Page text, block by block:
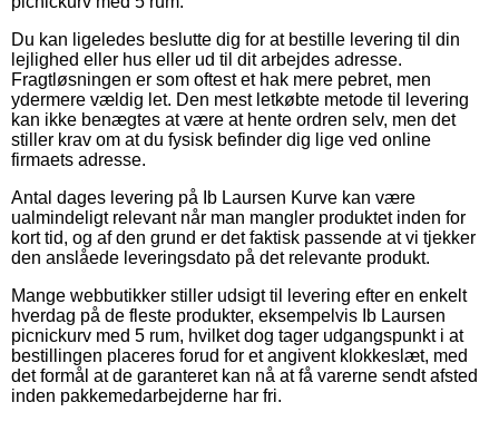
Du kan ligeledes beslutte dig for at bestille levering til din
lejlighed eller hus eller ud til dit arbejdes adresse.
Fragtløsningen er som oftest et hak mere pebret, men
ydermere vældig let. Den mest letkøbte metode til levering
kan ikke benægtes at være at hente ordren selv, men det
stiller krav om at du fysisk befinder dig lige ved online
firmaets adresse.
Antal dages levering på Ib Laursen Kurve kan være
ualmindeligt relevant når man mangler produktet inden for
kort tid, og af den grund er det faktisk passende at vi tjekker
den anslåede leveringsdato på det relevante produkt.
Mange webbutikker stiller udsigt til levering efter en enkelt
hverdag på de fleste produkter, eksempelvis Ib Laursen
picnickurv med 5 rum, hvilket dog tager udgangspunkt i at
bestillingen placeres forud for et angivent klokkeslæt, med
det formål at de garanteret kan nå at få varerne sendt afsted
inden pakkemedarbejderne har fri.